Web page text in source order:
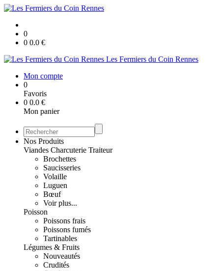
0
0 0.0 €
Les Fermiers du Coin Rennes
Mon compte
0
Favoris
0 0.0 €
Mon panier
Nos Produits
Viandes Charcuterie Traiteur
Brochettes
Saucisseries
Volaille
Luguen
Bœuf
Voir plus...
Poisson
Poissons frais
Poissons fumés
Tartinables
Légumes & Fruits
Nouveautés
Crudités